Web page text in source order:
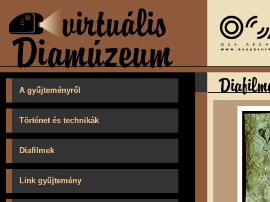
A gyűjteményről
Történet és technikák
Diafilmek
Link gyűjtemény